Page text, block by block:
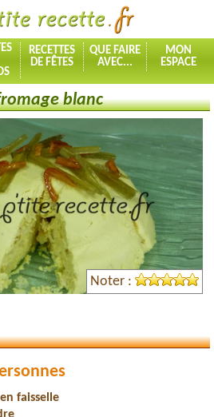
RECETTES
DE FÊTES
QUE FAIRE
AVEC...
MON
ESPACE
blanc
favorites
la recette
Noter :
faisselle